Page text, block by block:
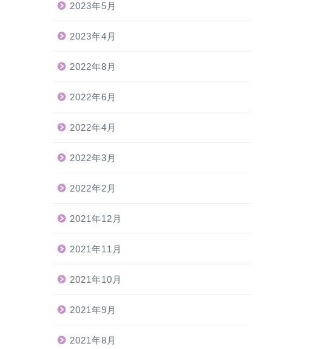
2023年5月
2023年4月
2022年8月
2022年6月
2022年4月
2022年3月
2022年2月
2021年12月
2021年11月
2021年10月
2021年9月
2021年8月